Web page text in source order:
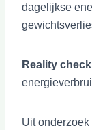
dagelijkse
Reality
Uit